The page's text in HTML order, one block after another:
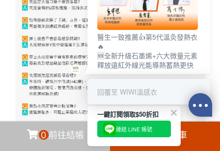
0 前往結帳 加入購物車
一鍵訂閱領取$50折扣
連結 LINE 帳號
醫生一致推薦👍第5代溫灸發熱衣
🔥
🆕全新升級石墨烯+六大微量元素
釋放遠紅外線光能導熱蓄熱更快
回覆至 WIWI溫感衣